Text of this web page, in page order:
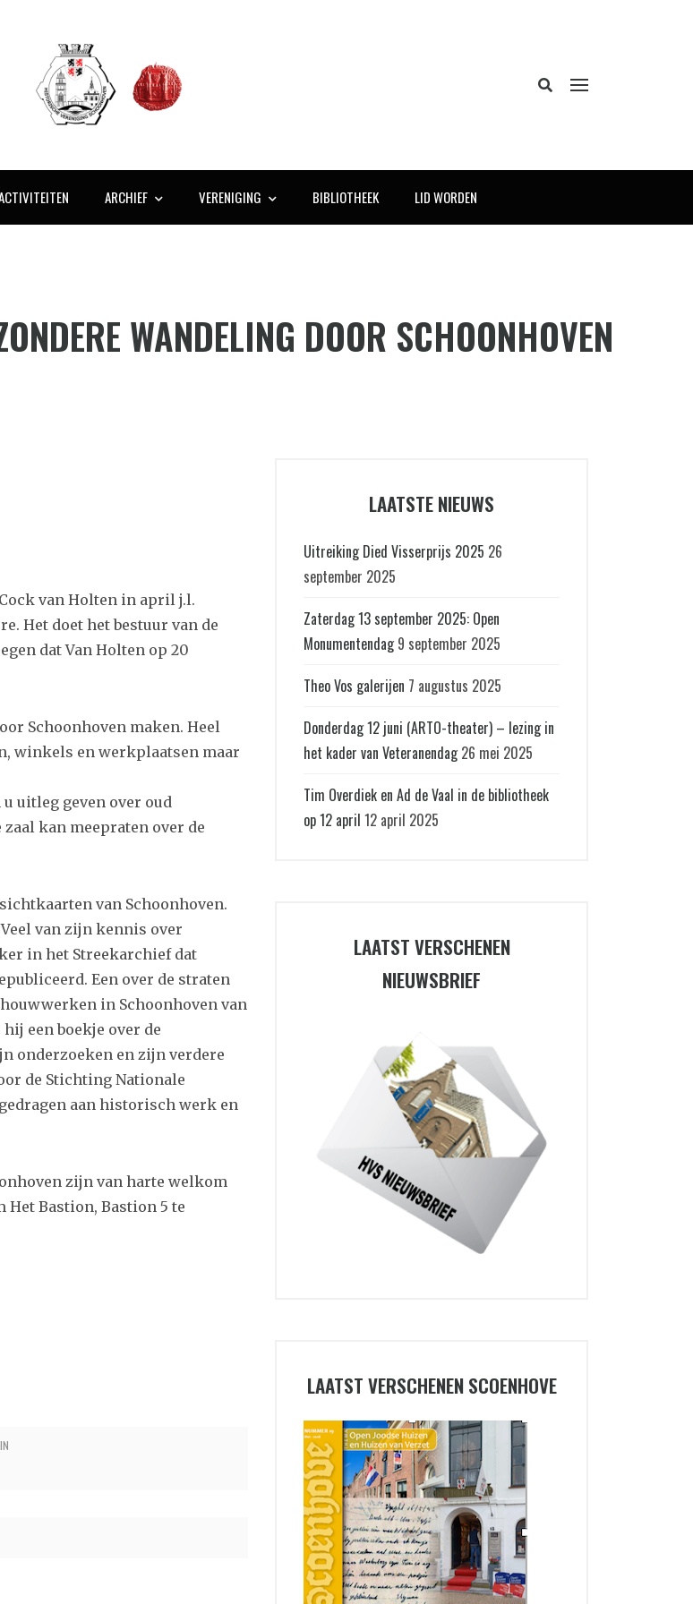
ARCHIEF VERENIGING BIBLIOTHEEK LID WORDEN
WANDELING DOOR SCHOONHOVEN
van Holten in april j.l.
Het doet het bestuur van de
dat Van Holten op 20
Schoonhoven maken. Heel
winkels en werkplaatsen maar
uitleg geven over oud
kan meepraten over de
van Schoonhoven.
van zijn kennis over
in het Streekarchief dat
Een over de straten
in Schoonhoven van
een boekje over de
onderzoeken en zijn verdere
de Stichting Nationale
aan historisch werk en
zijn van harte welkom
Het Bastion, Bastion 5 te
LAATSTE NIEUWS
Uitreiking Died Visserprijs 2025 26
september 2025
Zaterdag 13 september 2025: Open
Monumentendag 9 september 2025
Theo Vos galerijen 7 augustus 2025
Donderdag 12 juni (ARTO-theater) – lezing in
het kader van Veteranendag 26 mei 2025
Tim Overdiek en Ad de Vaal in de bibliotheek
op 12 april 12 april 2025
LAATST VERSCHENEN
NIEUWSBRIEF
LAATST VERSCHENEN SCOENHOVE